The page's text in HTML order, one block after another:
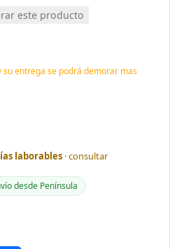
este producto
entrega se podrá demorar mas
laborables · consultar
desde Península